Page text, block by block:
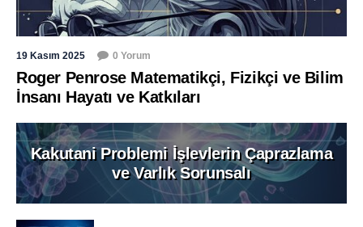
19 Kasım 2025 0 Yorum
Roger Penrose Matematikçi, Fizikçi ve Bilim
İnsanı Hayatı ve Katkıları
Kakutani Problemi İşlevlerin Çaprazlama
ve Varlık Sorunsalı